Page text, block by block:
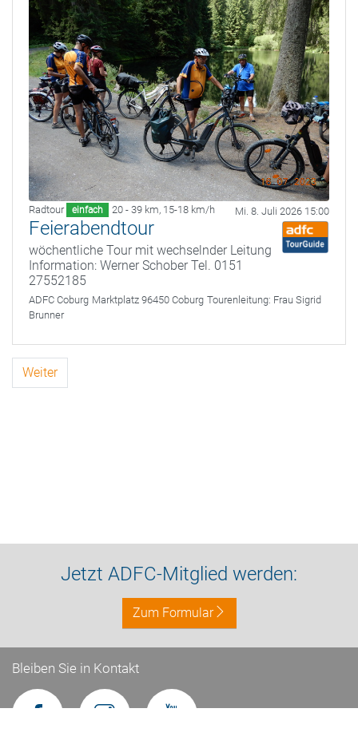
Radtour einfach 20 - 39 km, 15-18 km/h Mi. 8. Juli 2026 15:00
Feierabendtour
wöchentliche Tour mit wechselnder Leitung
Information: Werner Schober Tel. 0151
27552185
ADFC Coburg Marktplatz 96450 Coburg Tourenleitung: Frau Sigrid
Brunner
Weiter
Jetzt ADFC-Mitglied werden:
Zum Formular
Bleiben Sie in Kontakt